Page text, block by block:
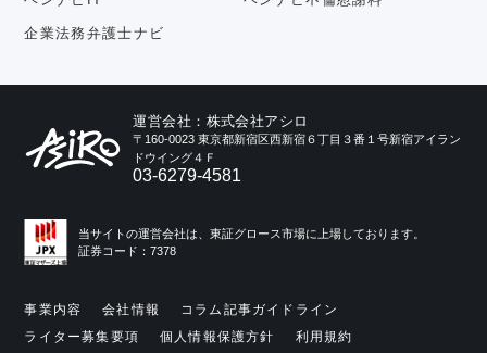
企業法務弁護士ナビ
運営会社：株式会社アシロ
〒160-0023 東京都新宿区西新宿６丁目３番１号新宿アイラン
ドウイング４Ｆ
03-6279-4581
当サイトの運営会社は、東証グロース市場に上場しております。
証券コード：7378
事業内容 会社情報
コラム記事ガイドライン
ライター募集要項
個人情報保護方針 利用規約